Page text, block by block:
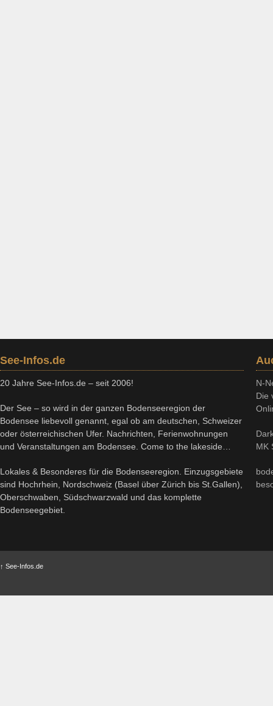
See-Infos.de
20 Jahre See-Infos.de – seit 2006!
Der See – so wird in der ganzen Bodenseeregion der
Bodensee liebevoll genannt, egal ob am deutschen, Schweizer
oder österreichischen Ufer. Nachrichten, Ferienwohnungen
und Veranstaltungen am Bodensee. Come to the lakeside…
Lokales & Besonderes für die Bodenseeregion. Einzugsgebiete
sind Hochrhein, Nordschweiz (Basel über Zürich bis St.Gallen),
Oberschwaben, Südschwarzwald und das komplette
Bodenseegebiet.
N-
Die
MK
↑ See-Infos.de